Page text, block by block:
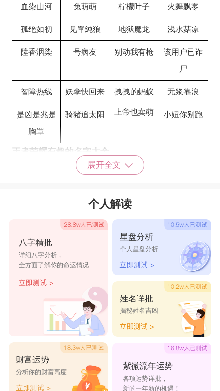
血染山河 兔萌萌 柠檬叶子 火舞飘零
孤绝如初 见單純狼 地狱魔龙 浅水菇凉
陞香洇染 号病友 别动我有枪 该用户已诈
尸
智障热线 妖孽快回来 拽拽的蚂蚁 无浆靠浪
是凶是兆是
胸罩
骑猪追太阳 上帝也卖萌 小妞你别跑
王者荣耀有趣的名字大全
本命昭君 香香在线秒
乔婉舞霓裳 玩火少女
君
撩不动的李
白
野区蹦迪手
貂蝉
林间提灯寻
鹿
三枪定生死
吧
放下大龙让
我来
终是李白醉 一池瑶月 蝉蝉不打野 云深不见君
殇了岁月 血染青衣 挠心猫很酷
展开全文
个人解读
八字精批
详细八字分析，
全方面了解你的命运情况
财富运势
分析你的财富高度
星盘分析
个人星盘分析
姓名详批
揭秘姓名吉凶
紫微流年运势
各项运势详批，
新的一年新的机遇！